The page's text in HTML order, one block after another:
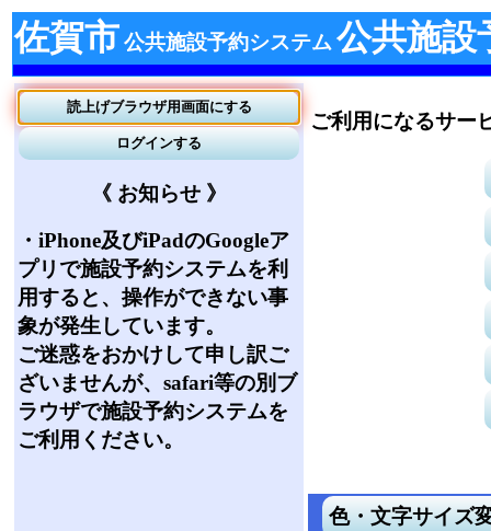
佐賀市公共施設予約システム 公共施設
《 お知らせ 》
・iPhone及びiPadのGoogleア
プリで施設予約システムを利
用すると、操作ができない事
象が発生しています。
ご迷惑をおかけして申し訳ご
ざいませんが、safari等の別ブ
ラウザで施設予約システムを
ご利用ください。
ご利用になるサー